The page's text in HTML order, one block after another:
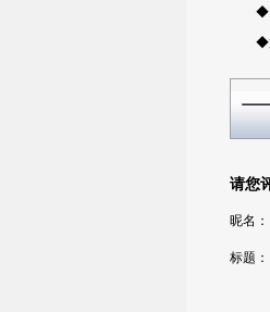
◆
◆
请您
昵名：
标题：